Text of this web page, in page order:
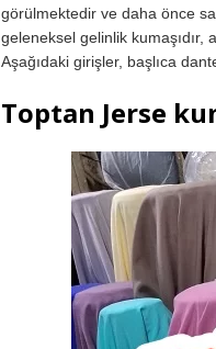
görülmektedir ve daha önce
geleneksel gelinlik kumaşıdır,
Aşağıdaki girişler, başlıca
Toptan Jerse